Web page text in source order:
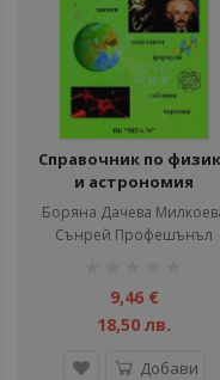
Справочник по
и астрономия
Боряна Дачева
Сънрей Профешънъл
9,46 €
18,50 лв.
Добави